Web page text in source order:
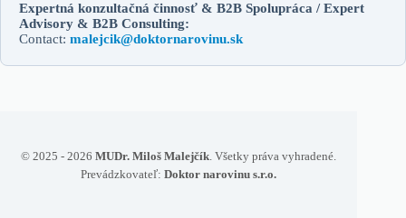
Expertná konzultačná činnosť & B2B Spolupráca / Expert
Advisory & B2B Consulting:
Contact: malejcik@doktornarovinu.sk
© 2025 - 2026MUDr. Miloš Malejčík. Všetky práva vyhradené.
Prevádzkovateľ:Doktor narovinu s.r.o.